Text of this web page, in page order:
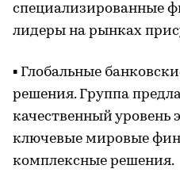
специализированные
лидеры на рынках
▪ Глобальные
решения. Группа
качественный уровень
ключевые мировые
комплексные решения.